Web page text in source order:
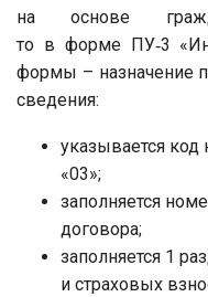
на основе
то в форме ПУ‑3
формы – назначение
сведения:
указывается код
«03»;
заполняется
договора;
заполняется 1
и страховых